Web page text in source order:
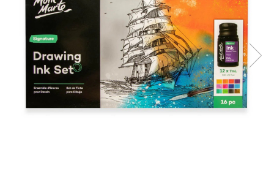
Accesorii pictură
Cuțite pictură
Palete și pahare pentru pictură
Pensule
Pensule burete
Pensule pentru acrilice
Pensule pentru acuarelă
Manechin desen
Accesorii grafică